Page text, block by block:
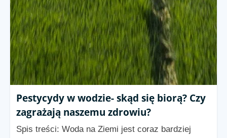
Pestycydy w wodzie- skąd się biorą? Czy
zagrażają naszemu zdrowiu?
Spis treści: Woda na Ziemi jest coraz bardziej